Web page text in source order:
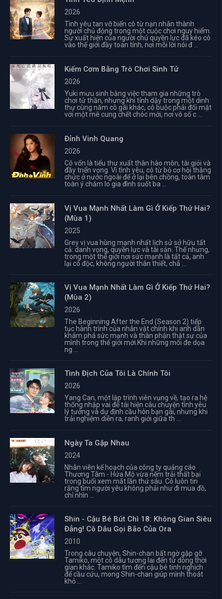
2026
Tình yêu tan vỡ biến cô từ nạn nhân thành
người chủ động trong một cuộc chơi nguy hiểm.
Sự xuất hiện của người chú quyền lực đã kéo cô
vào thế giới đầy toan tính, nơi mỗi lời nói đ ...
Kiếm Cơm Bằng Trò Chơi Sinh Tử
2026
Yuki mưu sinh bằng việc tham gia những trò
chơi tử thần, nhưng khi tỉnh dậy trong một dinh
thự cùng năm cô gái khác, cô buộc phải đối mặt
với một mê cung chết chóc mới, nơi vô số c ...
Đỉnh Vinh Quang
2026
Cô vốn là tiểu thư xuất thân hào môn, tài giỏi và
đầy triển vọng. Vì tình yêu, cô từ bỏ cơ hội thăng
chức ở nước ngoài để ở lại bên chồng, toàn tâm
toàn ý chăm lo gia đình suốt ba ...
Vị Vua Mạnh Nhất Làm Gì Ở Kiếp Thứ Hai?
(Mùa 1)
2025
Grey vị vua hùng mạnh nhất lịch sử sở hữu tất
cả: danh vọng, quyền lực và tài sản. Thế nhưng,
trong một thế giới nơi sức mạnh là tất cả, anh
lại cô độc, không người thân thiết, chẳ ...
Vị Vua Mạnh Nhất Làm Gì Ở Kiếp Thứ Hai?
(Mùa 2)
2026
The Beginning After the End (Season 2) tiếp
tục hành trình của nhân vật chính khi anh dần
khám phá sức mạnh và thân phận thật sự của
mình trong thế giới mới.Khi những mối đe dọa
ng ...
Tình Địch Của Tôi Là Chính Tôi
2026
Yang Can, một lập trình viên vụng về, tạo ra hệ
thống nhập vai để tái hiện câu chuyện tình yêu
lý tưởng và dự định cầu hôn bạn gái, nhưng khi
trải nghiệm diễn ra, ranh giới giữa th ...
Ngày Ta Gặp Nhau
2024
Nhân viên kế hoạch của công ty quảng cáo
Thương Tâm - Hứa Mộ vừa nếm trải thất bại
trong buổi xem mắt lần thứ sáu. Cô luôn tin
rằng tìm người yêu không phải như đi mua đồ,
chỉ nhìn ...
Shin - Cậu Bé Bút Chì 18: Không Gian Siêu
Đẳng! Cô Dâu Gọi Bão Của Ora
2010
Trong câu chuyện, Shin-chan bất ngờ gặp gỡ
Tamiko, một cô dâu tương lai đến từ dòng thời
gian khác. Tamiko tìm đến cậu bé tinh nghịch
để cầu cứu, mong Shin-chan giúp mình thoát
khỏ ...